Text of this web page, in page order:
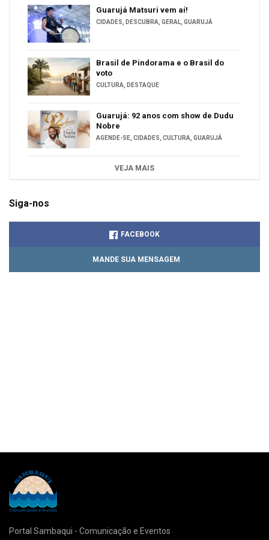
Guarujá Matsuri vem aí!
CIDADES DESCUBRA GERAL GUARUJÁ
Brasil de Pindorama e o Brasil do
voto
CULTURA DESTAQUE
Guarujá: 92 anos com show de Dudu
Nobre
AGENDE-SE CIDADES CULTURA GUARUJÁ
VEJA MAIS
Siga-nos
FACEBOOK
MANDE SUA MENSAGEM
Portal Sambaqui - Comunicação e Eventos